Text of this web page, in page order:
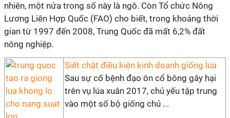
nhiên, một nửa trong số này là ngô. Còn Tổ chức Nông
Lương Liên Hợp Quốc (FAO) cho biết, trong khoảng thời
gian từ 1997 đến 2008, Trung Quốc đã mất 6,2% đất
nông nghiệp.
Siết chặt điều kiện kinh doanh giống lúa
Sau sự cố bệnh đạo ôn cổ bông gây hại
trên vụ lúa xuân 2017, chủ yếu tập trung
vào một số bộ giống chủ ...